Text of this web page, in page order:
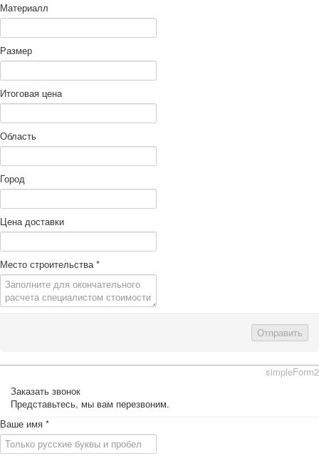
Материалл
Размер
Итоговая цена
Область
Город
Цена доставки
Место строительства*
Отправить
simpleForm2
Заказать звонок
Представьтесь, мы вам перезвоним.
Ваше имя *